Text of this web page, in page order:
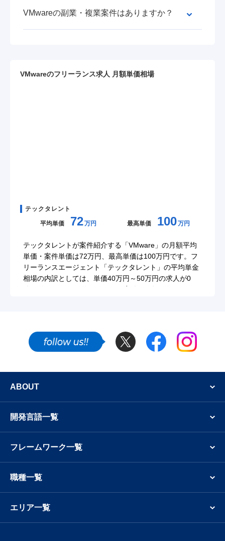
VMwareの副業・複業案件はありますか？
VMwareのフリーランス求人 月額単価相場
テックタレント
平均単価 72万円 最高単価 100万円
テックタレントが案件紹介する「VMware」の月額平均
単価・案件単価は72万円、最高単価は100万円です。フ
リーランスエージェント「テックタレント」の平均単金
相場の内訳としては、単価40万円～50万円の求人が0
求人が1件です。（※テックタレント調べ/最終更新日：
2026年8月6日時点）2026年8月、VMwareのフリーラン
ンジニア・業務委託の仕事探しで参考にしてください。
VMwareのフリーランス案件 単価相場推移
が72万円、2026年3月が72万円、2026年4月が72万円と推
3ヶ月間は同水準です。（※テックタレント調べ/2026年8
月時点）テックタレントフリーランスでは、VMwareの案
件募集状況や市況感なども随時、情報提供を行っていま
す。その他の業務委託案件も含めて、まずは
カジュアル面談からご利用ください。
Twitter Facebook Instagram
ABOUT
開発言語一覧
フレームワーク一覧
職種一覧
エリア一覧